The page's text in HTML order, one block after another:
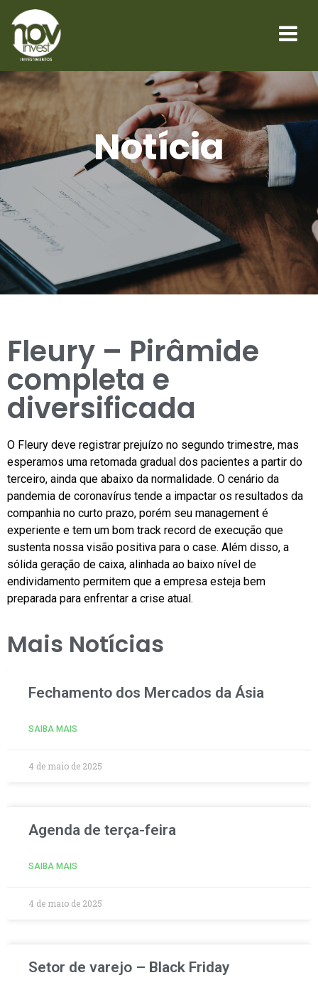
Notícia
Fleury – Pirâmide
completa e
diversificada
O Fleury deve registrar prejuízo no segundo trimestre, mas
esperamos uma retomada gradual dos pacientes a partir do
terceiro, ainda que abaixo da normalidade. O cenário da
pandemia de coronavírus tende a impactar os resultados da
companhia no curto prazo, porém seu management é
experiente e tem um bom track record de execução que
sustenta nossa visão positiva para o case. Além disso, a
sólida geração de caixa, alinhada ao baixo nível de
endividamento permitem que a empresa esteja bem
preparada para enfrentar a crise atual.
Mais Notícias
Fechamento dos Mercados da Ásia
SAIBA MAIS
4 de maio de 2025
Agenda de terça-feira
SAIBA MAIS
4 de maio de 2025
Setor de varejo – Black Friday